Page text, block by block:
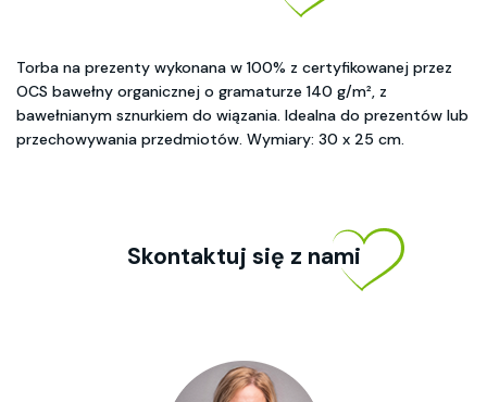
Torba na prezenty wykonana w 100% z certyfikowanej przez
OCS bawełny organicznej o gramaturze 140 g/m², z
bawełnianym sznurkiem do wiązania. Idealna do prezentów lub
przechowywania przedmiotów. Wymiary: 30 x 25 cm.
Skontaktuj się z nami